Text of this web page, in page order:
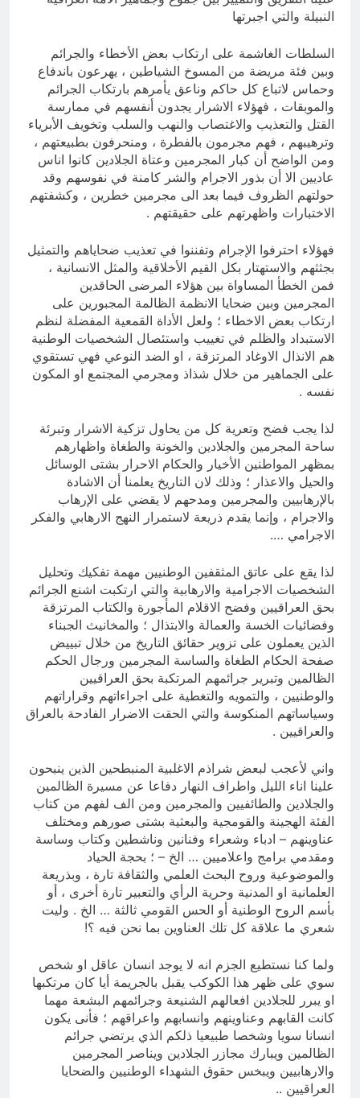
النبيلة والتي اجبرتها
السلطات الغاشمة على ارتكاب بعض الأخطاء والجرائم
وبين فئة مريضة من المسوخ الشياطين ، يهرعون باندفاع
وحماس لاتباع كل حاكم وناعق يأمرهم بارتكاب الجرائم
والموبقات ، فهؤلاء الاشرار يجدون أنفسهم في ممارسة
القتل والتعذيب والاغتصاب والنهب والسلب وتخويف الأبرياء
وترهيبهم ، فهم مجرمون بالفطرة ، ومنحرفون بطبيعتهم ،
ومن الواضح أن كبار المجرمين وعتاة الجلادين كانوا اناس
عاديين الا أن بذور الاجرام والشر كامنة في نفوسهم وقد
حولتهم الظروف فيما بعد الى مجرمين خطرين ، وكشفتهم
الاختبارات واظهرتهم على حقيقتهم .
فهؤلاء احترفوا الإجرام وتفننوا في تعذيب ضحاياهم والتمثيل
بجثثهم والاستهتار بكل القيم الأخلاقية والمثل الانسانية ،
فمن الخطأ المساواة بين هؤلاء المرضى الحاقدين
المجرمين وبين ضحايا الانظمة الظالمة المجبورين على
ارتكاب بعض الاخطاء ؛ ولعل الأداة القمعية المفضلة لنظم
الاستبداد والظلم في تغييب واستئصال الشخصيات الوطنية
هم الانذال الاوغاد المرتزقة ، او الضد النوعي فهي تستقوي
على الجماهير من خلال شذاذ ومجرمي المجتمع او المكون
نفسه .
لذا يجب فضح وتعرية كل من يحاول تزكية الاشرار وتبرئة
ساحة المجرمين والجلادين والخونة والطغاة واظهارهم
بمظهر المواطنين الأخيار والحكام الاحرار بشتى الوسائل
والحيل والاعذار ؛ وذلك لان التاريخ يعلمنا أن الاشادة
بالإرهابيين والمجرمين ومدحهم لا يقضي على الإرهاب
والاجرام ، وإنما يقدم ذريعة لاستمرار النهج الارهابي والفكر
الاجرامي ….
لذا يقع على عاتق المثقفين الوطنيين مهمة تفكيك وتحليل
الشخصيات الاجرامية والارهابية والتي ارتكبت اشنع الجرائم
بحق العراقيين وفضح الاقلام المأجورة والكتاب المرتزقة
وفضائيات الخسة والعمالة والابتذال ؛ والمخانيث الجبناء
الذين يعملون على تزوير حقائق التاريخ من خلال تبييض
صفحة الحكام الطغاة والساسة المجرمين ورجال الحكم
الظالمين وتبرير جرائمهم المرتكبة بحق العراقيين
والوطنيين ، والتمويه والتغطية على اجراءاتهم وقراراتهم
وسياساتهم المنكوسة والتي الحقت الاضرار الفادحة بالعراق
والعراقيين .
واني لأعجب لبعض شراذم الاغلبية المنبطحين الذين ينبحون
علينا اناء الليل واطراف النهار دفاعا عن مسيرة الظالمين
والجلادين والطائفيين والمجرمين ومن الف لفهم من كتاب
الفئة الهجينة والقومجية والبعثية بشتى صورهم ومختلف
عناوينهم – ادباء وشعراء وفنانين وناشطين وكتاب وساسة
ومقدمي برامج واعلاميين … الخ – ؛ بحجة الحياد
والموضوعية وروح البحث العلمي والثقافة تارة ، وبذريعة
العلمانية او المدنية وحرية الرأي والتعبير تارة أخرى ، أو
بأسم الروح الوطنية أو الحس القومي ثالثة … الخ . وليت
شعري ما علاقة كل تلك العناوين بما نحن فيه ؟!
ولما كنا نستطيع الجزم انه لا يوجد انسان عاقل او شخص
سوي على ظهر هذا الكوكب يقبل بالجريمة أيا كان مرتكبها
او يبرر للجلادين افعالهم الشنيعة وجرائمهم البشعة مهما
كانت القابهم وعناوينهم وانسابهم واعراقهم ؛ فأنى يكون
انسانا سويا وشخصا طبيعيا ذلكم الذي يرتضي جرائم
الظالمين ويبارك مجازر الجلادين ويناصر المجرمين
والارهابيين ويبخس حقوق الشهداء الوطنيين والضحايا
العراقيين ..